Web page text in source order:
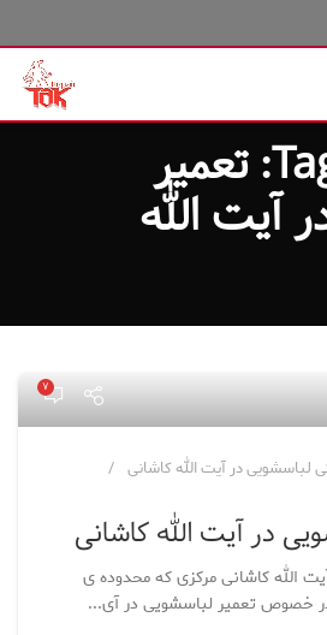
Tag Archives: تعمیر
آیت الله
۷
لباسشویی در آیت الله کاشانی
در آیت الله کاشانی
الله کاشانی مرکزی که محدوده ی
در خصوص تعمیر لباسشویی در آی...